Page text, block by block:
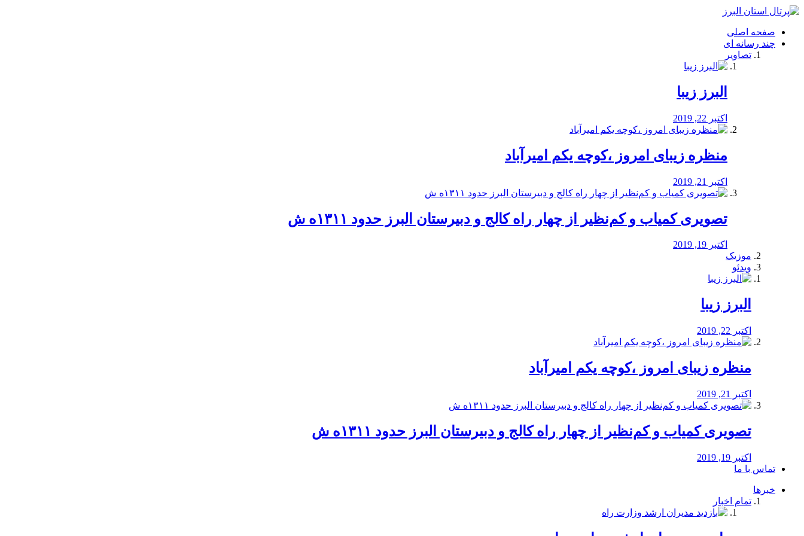
فصد
شرق
تهران
خشکشویی
صفحه اصلی
چند رسانه ای
تصاویر
البرز زیبا
اکتبر 22, 2019
منظره‌‌ زیبای امروز ،کوچه یکم امیرآباد
اکتبر 21, 2019
️تصویری کمیاب و کم‌نظیر از چهار راه كالج و دبيرستان البرز حدود ۱۳۱۱ه ش
اکتبر 19, 2019
موزیک
ویدئو
البرز زیبا
اکتبر 22, 2019
منظره‌‌ زیبای امروز ،کوچه یکم امیرآباد
اکتبر 21, 2019
️تصویری کمیاب و کم‌نظیر از چهار راه كالج و دبيرستان البرز حدود ۱۳۱۱ه ش
اکتبر 19, 2019
تماس با ما
خبرها
تمام اخبار